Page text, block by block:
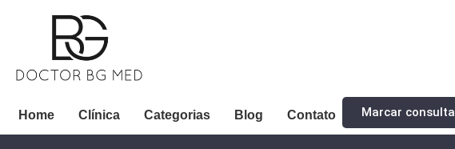
Home Clínica Categorias Blog Contato Marcar consulta